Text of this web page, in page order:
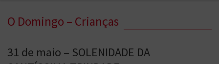
O Domingo – Crianças
31 de maio – SOLENIDADE DA